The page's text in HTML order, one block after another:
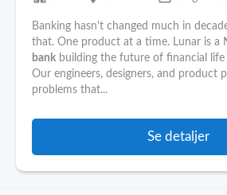
Banking hasn't changed much in
that. One product at a time. Lunar is a
bank building the future of financial
Our engineers, designers, and product
problems that...
Se detaljer